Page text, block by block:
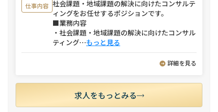
仕事内容 社会課題・地域課題の解決に向けたコンサルテ
ィングをお任せするポジションです。
■業務内容
・社会課題・地域課題の解決に向けたコンサル
ティング⋯もっと見る
詳細を見る
求人をもっとみる